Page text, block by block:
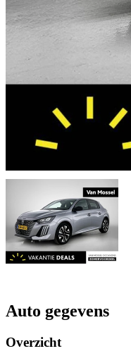
Auto gegevens
Overzicht